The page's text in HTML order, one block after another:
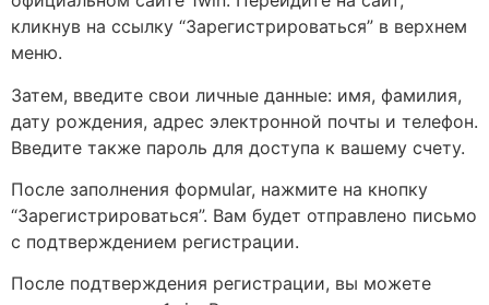
кликнув на ссылку “Зарегистрироваться” в верхнем
меню.
Затем, введите свои личные данные: имя, фамилия,
дату рождения, адрес электронной почты и телефон.
Введите также пароль для доступа к вашему счету.
После заполнения формular, нажмите на кнопку
“Зарегистрироваться”. Вам будет отправлено письмо
с подтверждением регистрации.
После подтверждения регистрации, вы можете